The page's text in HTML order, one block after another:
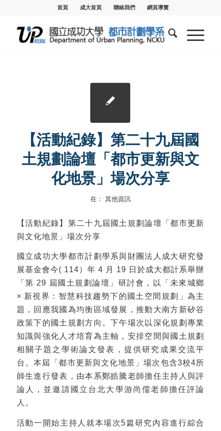
首頁 成大首頁 聯絡我們 網頁導覽
【活動紀錄】第二十九屆國
土規劃論壇「都市更新與文
化地景」場次分享
在： 其他資訊
【活動紀錄】第二十九屆國土規劃論壇「都市更新
與文化地景」場次分享
國立成功大學都市計劃學系與財團法人成大研究發
展基金會今( 114）年 4 月 19 日於成大都計系舉辦
「第 29 屆國土規劃論壇」研討會，以「未來城鄉
× 新視界：智慧科技趨勢下的國土空間規劃」為主
題，回應我國為均衡區域發展，推動大南方新矽谷
政策下的國土規劃方向。下午場次以深化規劃專業
知識與強化人才培育為主軸，安排空間與國土規劃
相關子題之學術論文發表，提供研究成果交流平
台。本屆「都市更新與文化地景」場次包含3校4所
師生進行發表，由本系鄭皓騰老師擔任主持人與評
論人，並邀請國立台北大學游尚儒老師擔任評論
人。
活動一開始主持人就本場次5篇研究內容進行綜合